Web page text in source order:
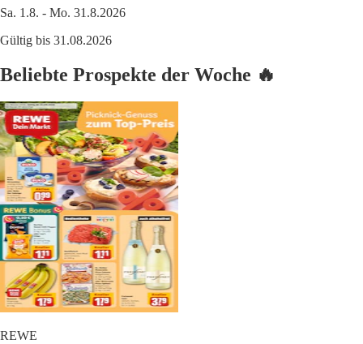
Sa. 1.8. - Mo. 31.8.2026
Gültig bis 31.08.2026
Beliebte Prospekte der Woche 🔥
REWE